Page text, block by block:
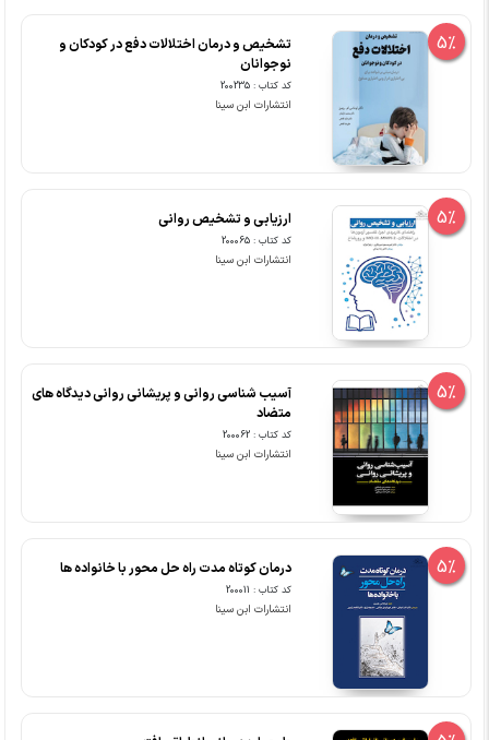
5%
تشخیص و درمان اختلالات دفع در کودکان و
نوجوانان
کد کتاب : 200235
انتشارات ابن سینا
5% ارزیابی و تشخیص روانی
کد کتاب : 200065
انتشارات ابن سینا
5%
آسیب شناسی روانی و پریشانی روانی دیدگاه‏‏ های
متضاد
کد کتاب : 200062
انتشارات ابن سینا
5% درمان کوتاه مدت راه حل محور با خانواده ها
کد کتاب : 200011
انتشارات ابن سینا